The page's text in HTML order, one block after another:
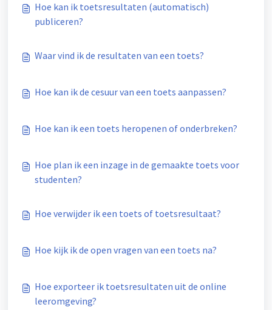
Hoe kan ik toetsresultaten (automatisch)
publiceren?
Waar vind ik de resultaten van een toets?
Hoe kan ik de cesuur van een toets aanpassen?
Hoe kan ik een toets heropenen of onderbreken?
Hoe plan ik een inzage in de gemaakte toets voor
studenten?
Hoe verwijder ik een toets of toetsresultaat?
Hoe kijk ik de open vragen van een toets na?
Hoe exporteer ik toetsresultaten uit de online
leeromgeving?